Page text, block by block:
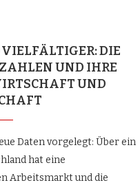
DIE
UND IHRE
UND
Daten vorgelegt: Über ein
hat eine
Arbeitsmarkt und die